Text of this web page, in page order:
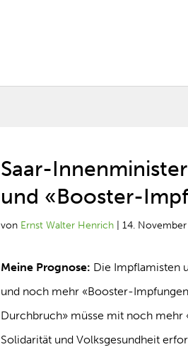
Saar-
und «Booster-
von Ernst Walter Henrich |14.
Meine Prognose: Die Impflamisten
und noch mehr «Booster-
Durchbruch» müsse mit noch
Solidarität und Volksgesundheit